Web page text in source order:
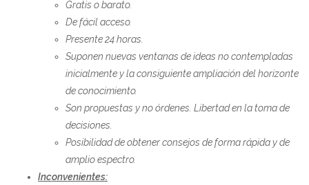
Gratis o barato.
De fácil acceso.
Presente 24 horas.
Suponen nuevas ventanas de ideas no contempladas
inicialmente y la consiguiente ampliación del horizonte
de conocimiento.
Son propuestas y no órdenes. Libertad en la toma de
decisiones.
Posibilidad de obtener consejos de forma rápida y de
amplio espectro.
Inconvenientes: